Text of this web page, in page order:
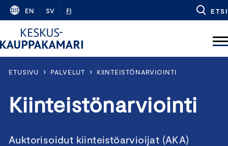
Skip
content
EN SV FI ETSI
ETUSIVU › PALVELUT › KIINTEISTÖNARVIOINTI
Kiinteistönarviointi
Auktorisoidut kiinteistöarvioijat (AKA)